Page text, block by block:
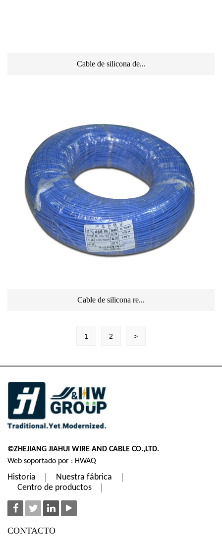
Cable de silicona de...
Cable de silicona re...
1 2 >
©ZHEJIANG JIAHUI WIRE AND CABLE CO.,LTD.
Web soportado por : HWAQ
Historia
Nuestra fábrica
Centro de productos
CONTACTO